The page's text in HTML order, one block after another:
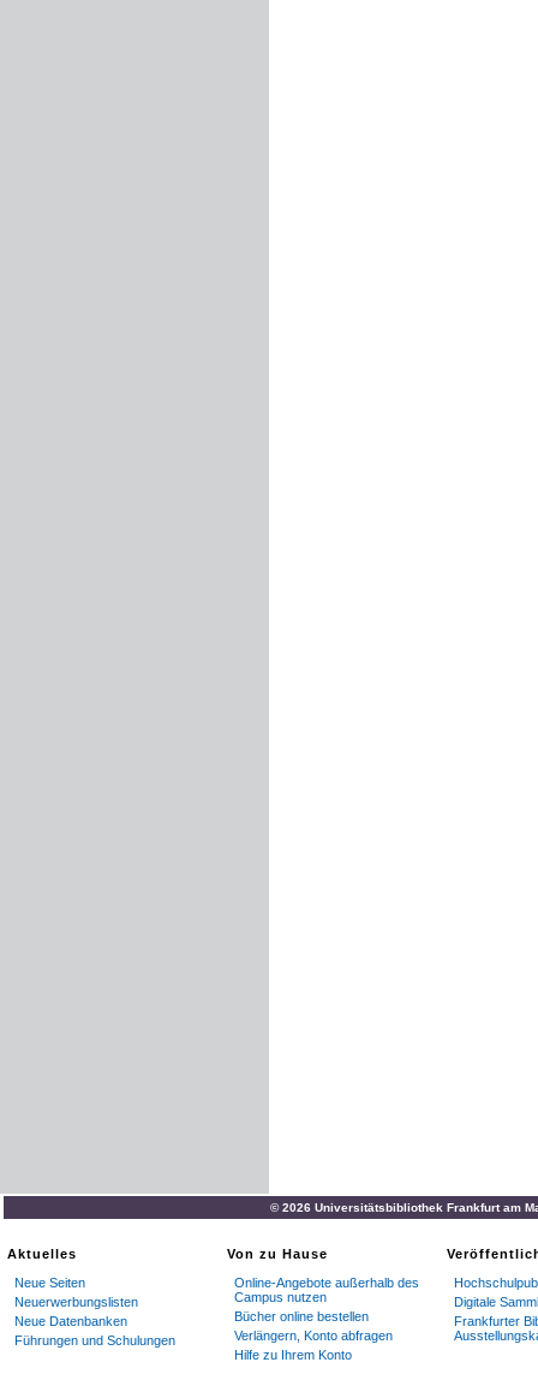
© 2026 Universitätsbibliothek Frankfurt am
Aktuelles
Neue Seiten
Neuerwerbungslisten
Neue Datenbanken
Führungen und Schulungen
Von zu Hause
Online-Angebote außerhalb des
Campus nutzen
Bücher online bestellen
Verlängern, Konto abfragen
Hilfe zu Ihrem Konto
Digitale
Frankfurter